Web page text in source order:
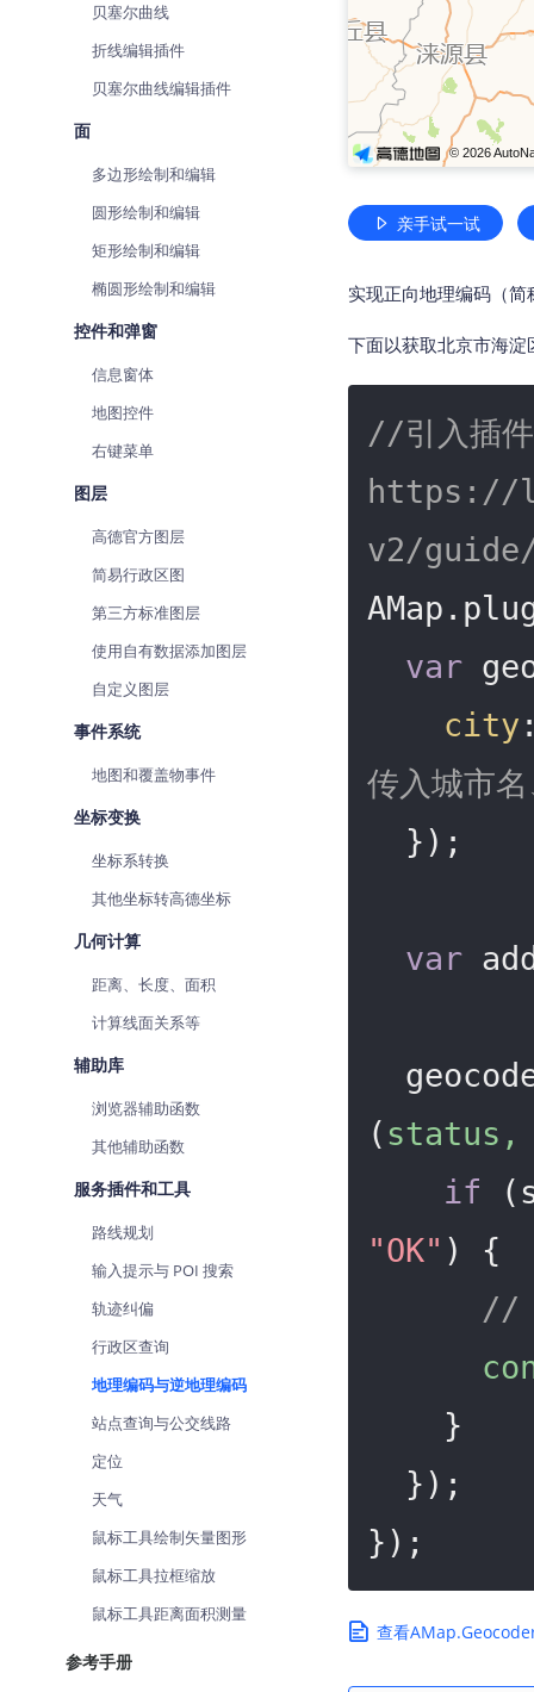
贝塞尔曲线
折线编辑插件
贝塞尔曲线编辑插件
面
多边形绘制和编辑
圆形绘制和编辑
矩形绘制和编辑
椭圆形绘制和编辑
控件和弹窗
信息窗体
地图控件
右键菜单
图层
高德官方图层
简易行政区图
第三方标准图层
使用自有数据添加图层
自定义图层
事件系统
地图和覆盖物事件
坐标变换
坐标系转换
其他坐标转高德坐标
几何计算
距离、长度、面积
计算线面关系等
辅助库
浏览器辅助函数
其他辅助函数
服务插件和工具
路线规划
输入提示与 POI 搜索
轨迹纠偏
行政区查询
地理编码与逆地理编码
站点查询与公交线路
定位
天气
鼠标工具绘制矢量图形
鼠标工具拉框缩放
鼠标工具距离面积测量
参考手册
亲手试一试
实现正向地理编码（
下面以获取北京市海
//引入插件
https://
v2/
var
city
传入城市
var
(
if
"OK" ) {
//
});
查看